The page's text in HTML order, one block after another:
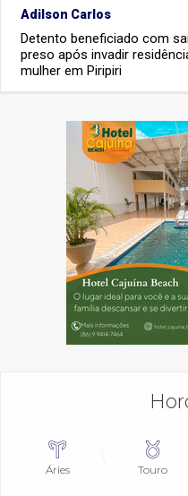
Adilson Carlos
Detento beneficiado com
preso após invadir
mulher em Piripiri
Áries Touro